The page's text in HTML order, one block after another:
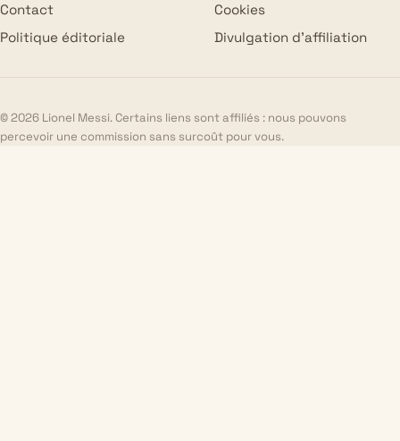
Contact
Politique éditoriale
Cookies
Divulgation d’affiliation
© 2026 Lionel Messi. Certains liens sont affiliés : nous pouvons
percevoir une commission sans surcoût pour vous.